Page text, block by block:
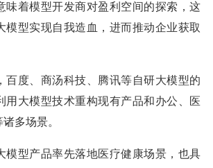
味着模型开发商对盈利空间的探索，这
模型实现自我造血，进而推动企业获取
百度、商汤科技、腾讯等自研大模型的
用大模型技术重构现有产品和办公、医
多场景。
模型产品率先落地医疗健康场景，也具